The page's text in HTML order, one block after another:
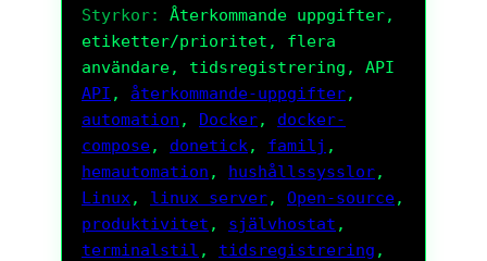
Styrkor:
Återkommande uppgifter,
etiketter/prioritet, flera
användare, tidsregistrering, API
API , återkommande-uppgifter
automation , Docker, docker-
compose, donetick, familj
hemautomation , hushållssysslor
Linux, linux server, Open-source
produktivitet , självhostat
terminalstil , tidsregistrering